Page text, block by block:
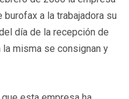
a la trabajadora su
día de la recepción de
misma se consignan y